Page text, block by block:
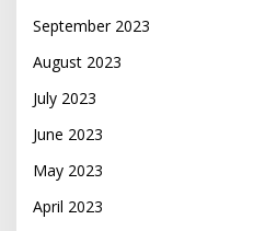
September 2023
August 2023
July 2023
June 2023
May 2023
April 2023